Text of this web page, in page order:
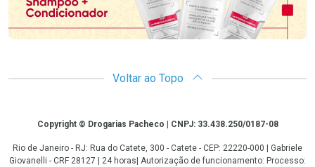
Voltar ao Topo
CopyrightCopyright © Drogarias Pacheco | CNPJ: 33.438.250/0187-08
Rio de Janeiro - RJ: Rua do Catete, 300 - Catete - CEP: 22220-000 | Gabriele
Giovanelli - CRF 28127 | 24 horas| Autorização de funcionamento: Processo: